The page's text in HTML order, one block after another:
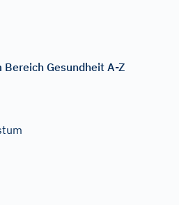
Gesundheit A-Z